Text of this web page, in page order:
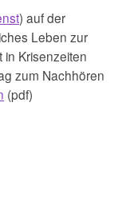
) auf der
Leben zur
in Krisenzeiten
zum Nachhören
(pdf)